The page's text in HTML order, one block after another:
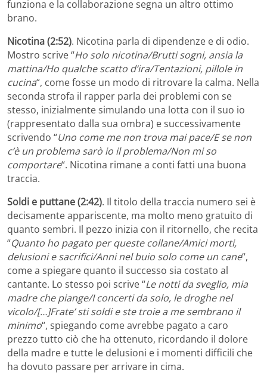
funziona e la collaborazione segna un altro ottimo
brano.
Nicotina (2:52). Nicotina parla di dipendenze e di odio.
Mostro scrive “Ho solo nicotina/Brutti sogni, ansia la
mattina/Ho qualche scatto d’ira/Tentazioni, pillole in
cucina“, come fosse un modo di ritrovare la calma. Nella
seconda strofa il rapper parla dei problemi con se
stesso, inizialmente simulando una lotta con il suo io
(rappresentato dalla sua ombra) e successivamente
scrivendo “Uno come me non trova mai pace/E se non
c’è un problema sarò io il problema/Non mi so
comportare“. Nicotina rimane a conti fatti una buona
traccia.
Soldi e puttane (2:42). Il titolo della traccia numero sei è
decisamente appariscente, ma molto meno gratuito di
quanto sembri. Il pezzo inizia con il ritornello, che recita
“Quanto ho pagato per queste collane/Amici morti,
delusioni e sacrifici/Anni nel buio solo come un cane“,
come a spiegare quanto il successo sia costato al
cantante. Lo stesso poi scrive “Le notti da sveglio, mia
madre che piange/I concerti da solo, le droghe nel
vicolo/[…]Frate’ sti soldi e ste troie a me sembrano il
minimo“, spiegando come avrebbe pagato a caro
prezzo tutto ciò che ha ottenuto, ricordando il dolore
della madre e tutte le delusioni e i momenti difficili che
ha dovuto passare per arrivare in cima.